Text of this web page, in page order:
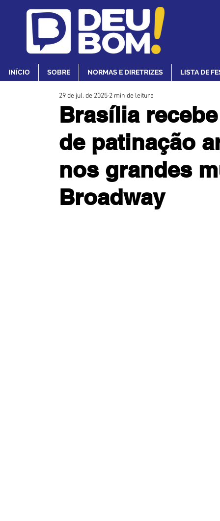
INÍCIO SOBRE NORMAS E DIRETRIZES LISTA DE
Brasília
de patinação
nos grandes
Broadway
29 de jul. de 2025 2 min de leitura